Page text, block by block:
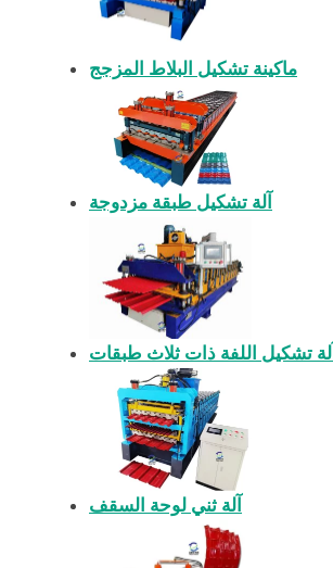
ماكينة تشكيل البلاط المزجج
آلة تشكيل طبقة مزدوجة
آلة تشكيل اللفة ذات ثلاث طبقات
آلة ثني لوحة السقف